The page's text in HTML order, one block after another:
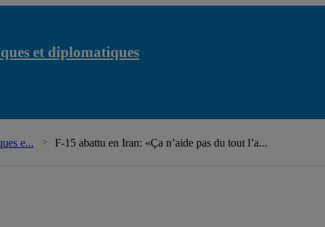
et diplomatiques
e... F-15 abattu en Iran: «Ça n’aide pas du tout l’a...